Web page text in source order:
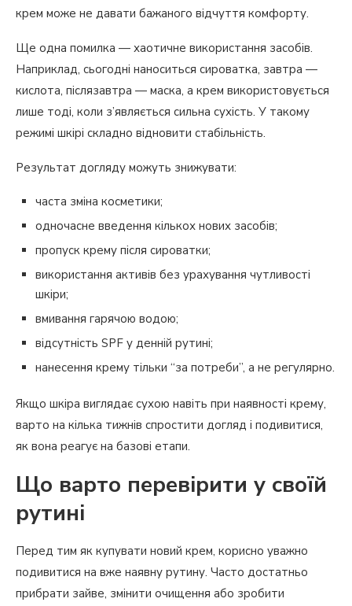
крем може не давати бажаного відчуття комфорту.
Ще одна помилка — хаотичне використання засобів.
Наприклад, сьогодні наноситься сироватка, завтра —
кислота, післязавтра — маска, а крем використовується
лише тоді, коли з’являється сильна сухість. У такому
режимі шкірі складно відновити стабільність.
Результат догляду можуть знижувати:
часта зміна косметики;
одночасне введення кількох нових засобів;
пропуск крему після сироватки;
використання активів без урахування чутливості
шкіри;
вмивання гарячою водою;
відсутність SPF у денній рутині;
нанесення крему тільки “за потреби”, а не регулярно.
Якщо шкіра виглядає сухою навіть при наявності крему,
варто на кілька тижнів спростити догляд і подивитися,
як вона реагує на базові етапи.
Що варто перевірити у своїй
рутині
Перед тим як купувати новий крем, корисно уважно
подивитися на вже наявну рутину. Часто достатньо
прибрати зайве, змінити очищення або зробити